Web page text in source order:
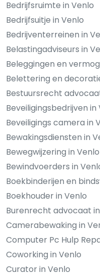
Bedrijfsruimte in Venlo
Bedrijfsuitje in Venlo
Bedrijventerreinen in
Belastingadviseurs in
Beleggingen en
Belettering en
Bestuursrecht
Beveiligingsbedrijven in
Beveiligings camera in
Bewakingsdiensten in
Bewegwijzering in Venlo
Bewindvoerders in
Boekbinderijen en
Boekhouder in Venlo
Burenrecht advocaat
Camerabewaking in
Computer Pc Hulp
Coworking in Venlo
Curator in Venlo